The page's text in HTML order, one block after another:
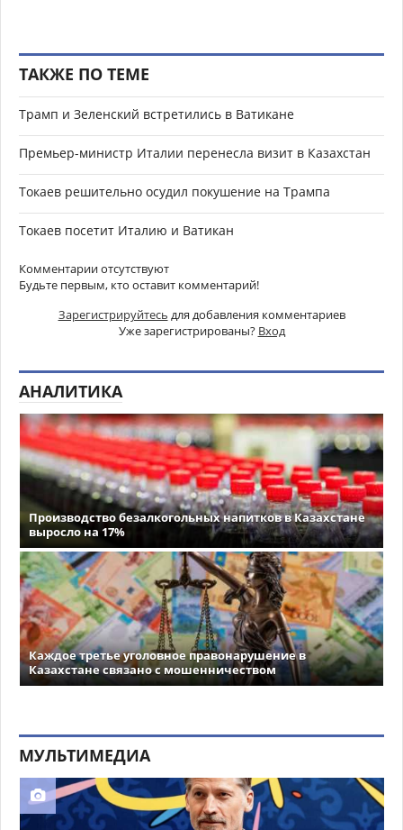
ТАКЖЕ ПО ТЕМЕ
Трамп и Зеленский встретились в Ватикане
Премьер-министр Италии перенесла визит в Казахстан
Токаев решительно осудил покушение на Трампа
Токаев посетит Италию и Ватикан
Комментарии отсутствуют
Будьте первым, кто оставит комментарий!
Зарегистрируйтесь для добавления комментариев
Уже зарегистрированы? Вход
АНАЛИТИКА
Производство безалкогольных напитков в Казахстане
выросло на 17%
Каждое третье уголовное правонарушение в
Казахстане связано с мошенничеством
МУЛЬТИМЕДИА